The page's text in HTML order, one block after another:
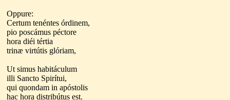
Oppure:
Certum tenéntes órdinem,
pio poscámus péctore
hora diéi tértia
trinæ virtútis glóriam,
Ut simus habitáculum
illi Sancto Spirítui,
qui quondam in apóstolis
hac hora distribútus est.